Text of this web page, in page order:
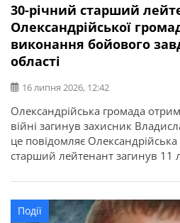
30-річний старший
Олександрійської
виконання бойового
області
16 липня 2026, 12:42
Олександрійська громада
війні загинув захисник
це повідомляє
старший лейтенант загинув 11
завдання у Покровському
бійця залишилися дружина,
Висловлюємо щирі співчутті
Події